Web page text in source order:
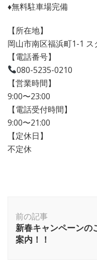
♦︎無料駐車場完備
【所在地】
岡山市南区福浜町1-1
【電話番号】
080-5235-0210
【営業時間】
9:00〜23:00
【電話受付時間】
9:00〜21:00
【定休日】
不定休
前の記事
新春キャンペーンの
案内！！